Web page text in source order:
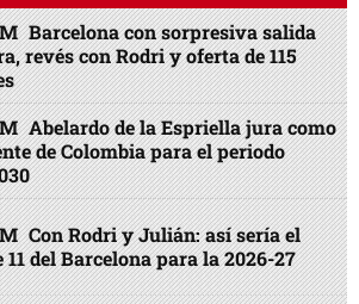
Barcelona con sorpresiva salida
revés con Rodri y oferta de 115
Abelardo de la Espriella jura como
de Colombia para el periodo
Con Rodri y Julián: así sería el
11 del Barcelona para la 2026-27